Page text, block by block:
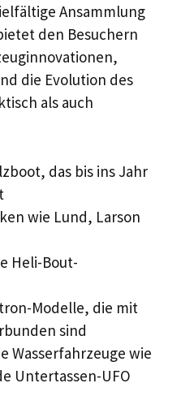
Ansammlung
den Besuchern
die Evolution des
als auch
das bis ins Jahr
wie Lund, Larson
Heli-Bout-
Modelle, die mit
sind
Wasserfahrzeuge wie
Untertassen-UFO